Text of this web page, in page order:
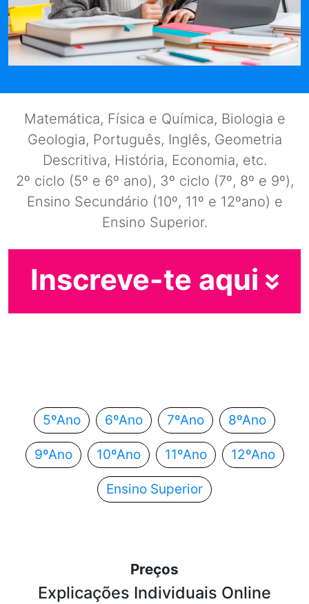
Matemática, Física e Química, Biologia e
Geologia, Português, Inglês, Geometria
Descritiva, História, Economia, etc.
2º ciclo (5º e 6º ano), 3º ciclo (7º, 8º e 9º),
Ensino Secundário (10º, 11º e 12ºano) e
Ensino Superior.
Inscreve-te aqui
5ºAno 6ºAno 7ºAno 8ºAno
9ºAno 10ºAno 11ºAno 12ºAno
Ensino Superior
Preços
Explicações Individuais Online